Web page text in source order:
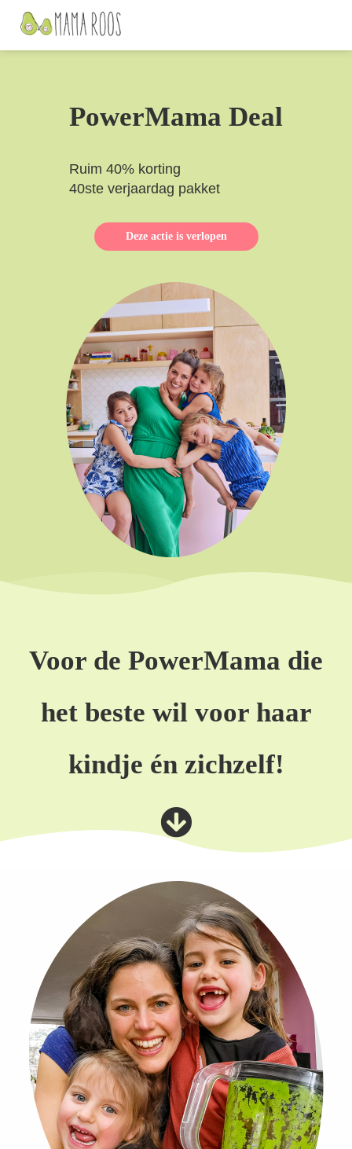
PowerMama Deal
Ruim 40% korting
40ste verjaardag pakket
Deze actie is verlopen
Voor de PowerMama die
het beste wil voor haar
kindje én zichzelf!